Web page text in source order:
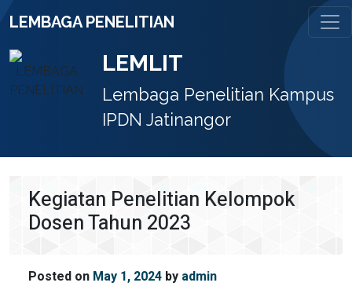
content
LEMBAGA PENELITIAN
LEMLIT
Lembaga Penelitian Kampus
IPDN Jatinangor
Kegiatan Penelitian Kelompok
Dosen Tahun 2023
Posted on May 1, 2024 by admin